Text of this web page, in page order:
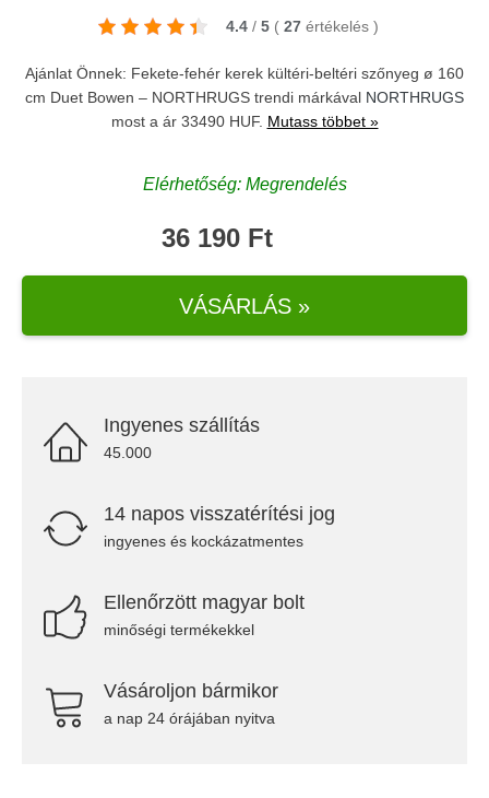
4.4 / 5 ( 27 értékelés )
Ajánlat Önnek: Fekete-fehér kerek kültéri-beltéri szőnyeg ø 160
cm Duet Bowen – NORTHRUGS trendi márkával NORTHRUGS
most a ár 33490 HUF. Mutass többet »
Elérhetőség: Megrendelés
36 190 Ft
VÁSÁRLÁS »
Ingyenes szállítás
45.000
14 napos visszatérítési jog
ingyenes és kockázatmentes
Ellenőrzött magyar bolt
minőségi termékekkel
Vásároljon bármikor
a nap 24 órájában nyitva